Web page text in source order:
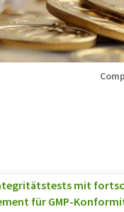
mit
für GMP-